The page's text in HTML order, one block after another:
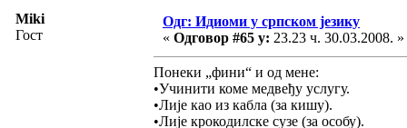
Miki
Гост
Одг: Идиоми у српском језику
« Одговор #65 у: 23.23 ч. 30.03.2008. »
Понеки „фини“ и од мене:
•Учинити коме медвеђу услугу.
•Лије као из кабла (за кишу).
•Лије крокодилске сузе (за особу).